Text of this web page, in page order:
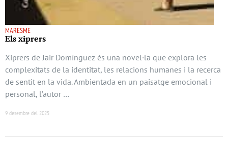
MARESME
Els xiprers
Xiprers de Jair Domínguez és una novel·la que explora les
complexitats de la identitat, les relacions humanes i la recerca
de sentit en la vida. Ambientada en un paisatge emocional i
personal, l’autor …
9 desembre del 2025